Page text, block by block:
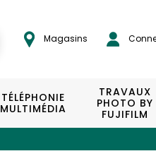
Magasins
TÉLÉPHONIE
MULTIMÉDIA
TRAVAUX
PHOTO BY
FUJIFILM